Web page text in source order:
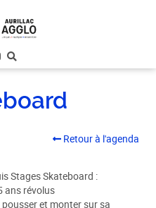
Retour à l'agenda
Stages Skateboard :
ans révolus
pousser et monter sur sa